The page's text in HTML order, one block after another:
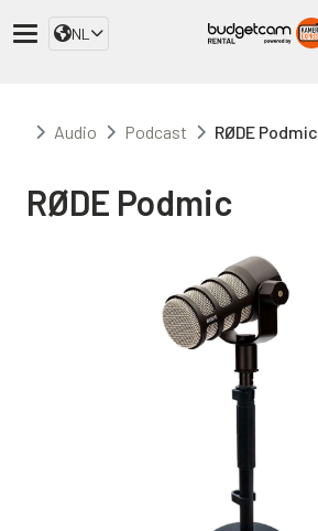
NL
Audio Podcast RØDE Podmic
RØDE Podmic